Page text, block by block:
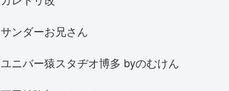
SKYLINE R30
シャア専用 オーリス
サンダーお兄さん
ユニバー猿スタヂオ博多 byのむけん